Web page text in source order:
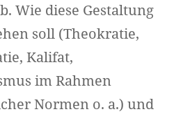
Wie diese Gestaltung
soll (Theokratie,
Kalifat,
im Rahmen
Normen o. a.) und